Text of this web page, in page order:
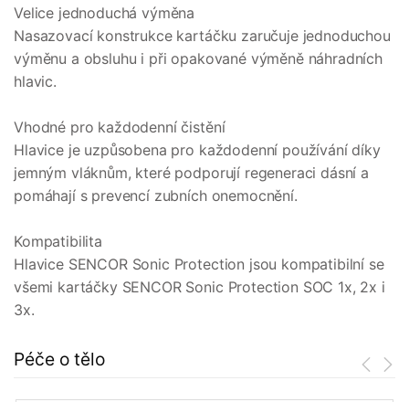
Velice jednoduchá výměna
Nasazovací konstrukce kartáčku zaručuje jednoduchou
výměnu a obsluhu i při opakované výměně náhradních
hlavic.
Vhodné pro každodenní čistění
Hlavice je uzpůsobena pro každodenní používání díky
jemným vláknům, které podporují regeneraci dásní a
pomáhají s prevencí zubních onemocnění.
Kompatibilita
Hlavice SENCOR Sonic Protection jsou kompatibilní se
všemi kartáčky SENCOR Sonic Protection SOC 1x, 2x i
3x.
Péče o tělo